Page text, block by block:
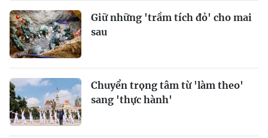
Giữ những 'trầm tích đỏ' cho mai
sau
Chuyển trọng tâm từ 'làm theo'
sang 'thực hành'